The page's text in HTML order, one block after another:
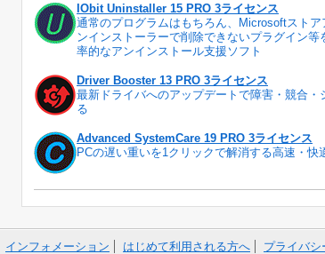
IObit Uninstaller 15 PRO 3ライセンス
通常のプログラムはもちろん、Microsoftスト
ンインストーラーで削除できないプラグイン
率的なアンインストール支援ソフト
Driver Booster 13 PRO 3ライセンス
最新ドライバへのアップデートで障害・競合
る
Advanced SystemCare 19 PRO 3ライセンス
PCの遅い重いを1クリックで解消する高速・快
インフォメーション はじめて利用される方へ プライバシ